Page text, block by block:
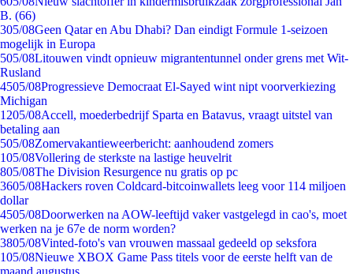
B. (66)
305/08Geen Qatar en Abu Dhabi? Dan eindigt Formule 1-seizoen
mogelijk in Europa
505/08Litouwen vindt opnieuw migrantentunnel onder grens met Wit-
Rusland
4505/08Progressieve Democraat El-Sayed wint nipt voorverkiezing
Michigan
1205/08Accell, moederbedrijf Sparta en Batavus, vraagt uitstel van
betaling aan
505/08Zomervakantieweerbericht: aanhoudend zomers
105/08Vollering de sterkste na lastige heuvelrit
805/08The Division Resurgence nu gratis op pc
3605/08Hackers roven Coldcard-bitcoinwallets leeg voor 114 miljoen
dollar
4505/08Doorwerken na AOW-leeftijd vaker vastgelegd in cao's, moet
werken na je 67e de norm worden?
3805/08Vinted-foto's van vrouwen massaal gedeeld op seksfora
105/08Nieuwe XBOX Game Pass titels voor de eerste helft van de
maand augustus